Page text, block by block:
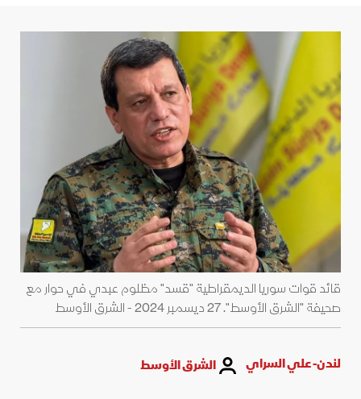
قائد قوات سوريا الديمقراطية "قسد" مظلوم عبدي في حوار مع
صحيفة "الشرق الأوسط". 27 ديسمبر 2024 - الشرق الأوسط
لندن- علي السراي الشرق الأوسط